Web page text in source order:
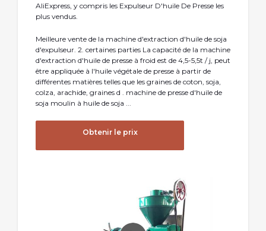
AliExpress, y compris les Expulseur D'huile De Presse les
plus vendus.
Meilleure vente de la machine d'extraction d'huile de soja
d'expulseur. 2. certaines parties La capacité de la machine
d'extraction d'huile de presse à froid est de 4,5-5,5t / j, peut
être appliquée à l'huile végétale de presse à partir de
différentes matières telles que les graines de coton, soja,
colza, arachide, graines d . machine de presse d'huile de
soja moulin à huile de soja ...
Obtenir le prix